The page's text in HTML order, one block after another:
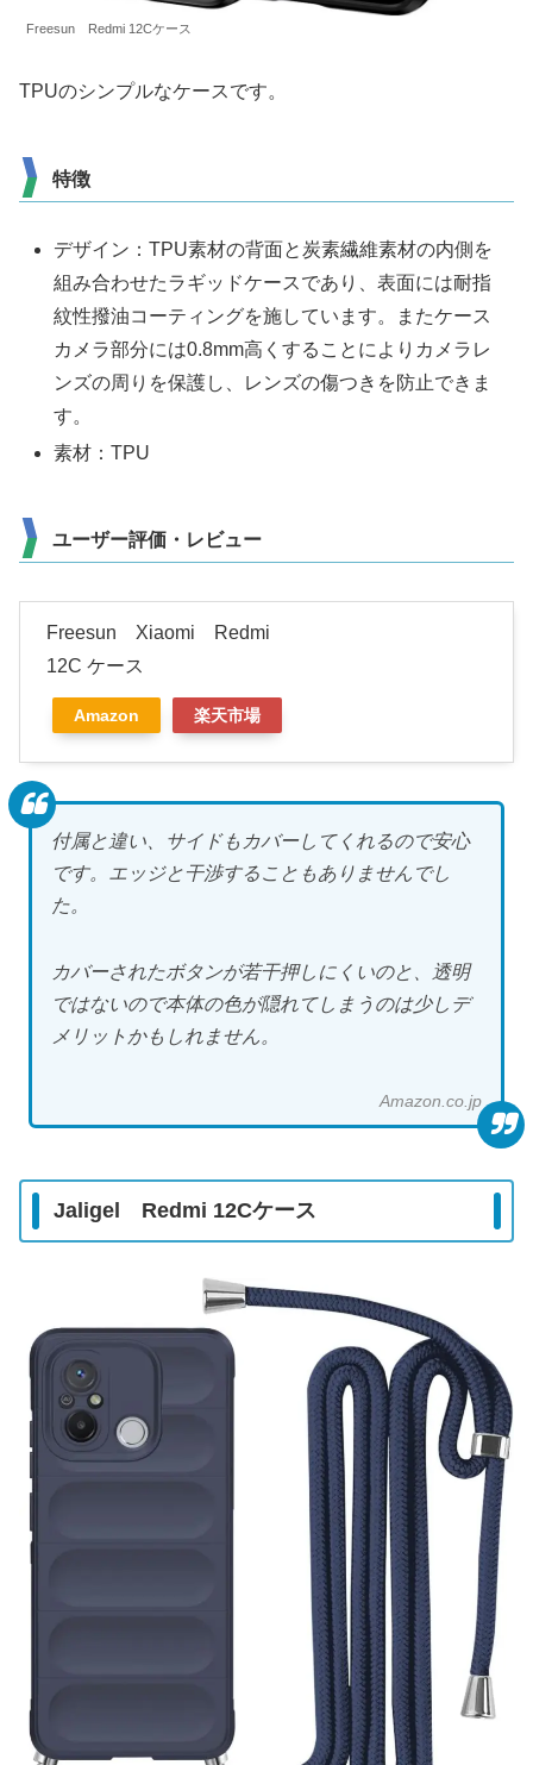
Freesun Redmi 12Cケース
TPUのシンプルなケースです。
特徴
デザイン：TPU素材の背面と炭素繊維素材の内側を
組み合わせたラギッドケースであり、表面には耐指
紋性撥油コーティングを施しています。またケース
カメラ部分には0.8mm高くすることによりカメラレ
ンズの周りを保護し、レンズの傷つきを防止できま
す。
素材：TPU
ユーザー評価・レビュー
Freesun Xiaomi Redmi
12C ケース
Amazon 楽天市場
付属と違い、サイドもカバーしてくれるので安心
です。エッジと干渉することもありませんでし
た。
カバーされたボタンが若干押しにくいのと、透明
ではないので本体の色が隠れてしまうのは少しデ
メリットかもしれません。
Amazon.co.jp
Jaligel Redmi 12Cケース